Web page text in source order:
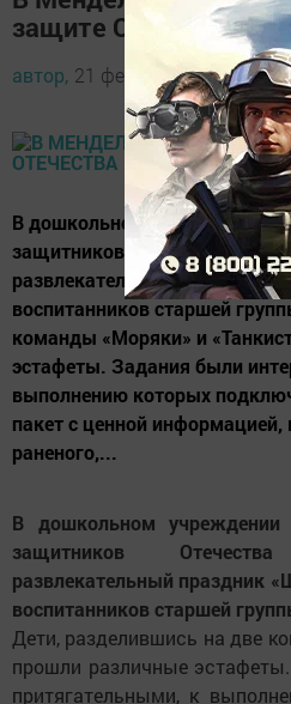
защите Отечества
автор, 21 февраля 2017 - 10:14
В дошкольном учреждении
защитников Отечества
развлекательный праздник
воспитанников старшей
команды «Моряки» и
эстафеты. Задания были
выполнению которых
пакет с ценной информацией,
раненого,...
В дошкольном
защитников
развлекательный праздник
воспитанников старшей
Дети, разделившись на две
прошли различные
притягательными, к